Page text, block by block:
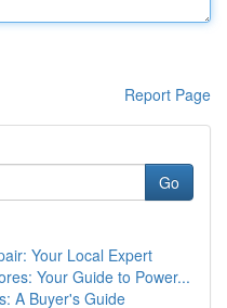
Report Page
Go
Your Local Expert
Your Guide to Power...
A Buyer's Guide